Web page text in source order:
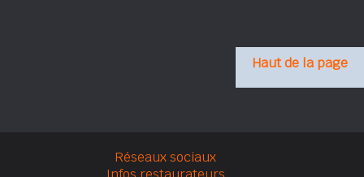
Haut de la page
Réseaux sociaux